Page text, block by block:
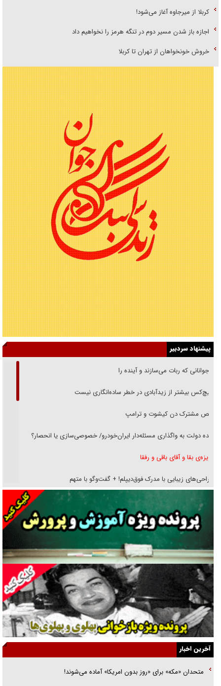
کربلا از میرجاوه آغاز می‌شود!
اجازه باز شدن مسیر دوم در تنگه هرمز را نخواهیم داد
خروش خونخواهان از تهران تا کربلا
پیشنهاد سردبیر
نوجوانانی که ربات می‌سازند و آینده را
هیچ‌کس بیشتر از زیدآبادی در خطر ساده‌انگاری نیست
رقص مشترک دن کیشوت و ترامپ
دنده دولت به واگذاری مسئله‌دار ایران‌خودرو/ خصوصی‌سازی یا انحصار؟
غریزه‌ی بقا و آقای باقی و رفقا
جراحی‌های زیبایی با مدرک فوق‌دیپلم! + گفت‌وگو با متهم
گفت‌وگو با همسر یکی از شهدای جنگ رمضان/ پیکر بی‌سر شهید را از
انگشت‌های پا شناسایی کردیم
نسلی که آنلاین الگو می‌گیرد
گفت‌وگو با آیت‌الله جاودان/ جفای مخالفان مکانت معنوی رهبر شهید را
ارتقا می‌داد
راننده مست به قانون می‌خندد
همه آقای دوربینی شده‌ایم!
قصه ناتمام سرویس مدارس
آیا مقاومت فلسطین خلع‌سلاح می‌شود؟
آخرین اخبار
متحدان «مکه» برای «روز بدون امریکا» آماده می‌شوند!